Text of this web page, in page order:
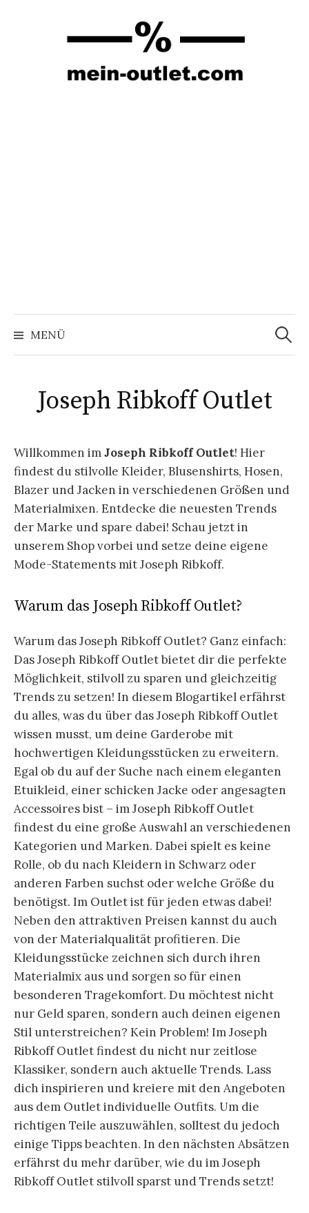
MENÜ
Suchen
nach:
Joseph Ribkoff Outlet
Willkommen imJoseph Ribkoff Outlet! Hier
findest du stilvolle Kleider, Blusenshirts, Hosen,
Blazer und Jacken in verschiedenen Größen und
Materialmixen. Entdecke die neuesten Trends
der Marke und spare dabei! Schau jetzt in
unserem Shop vorbei und setze deine eigene
Mode-Statements mit Joseph Ribkoff.
Warum das Joseph Ribkoff Outlet?
Warum das Joseph Ribkoff Outlet? Ganz einfach:
Das Joseph Ribkoff Outlet bietet dir die perfekte
Möglichkeit, stilvoll zu sparen und gleichzeitig
Trends zu setzen! In diesem Blogartikel erfährst
du alles, was du über das Joseph Ribkoff Outlet
wissen musst, um deine Garderobe mit
hochwertigen Kleidungsstücken zu erweitern.
Egal ob du auf der Suche nach einem eleganten
Etuikleid, einer schicken Jacke oder angesagten
Accessoires bist – im Joseph Ribkoff Outlet
findest du eine große Auswahl an verschiedenen
Kategorien und Marken. Dabei spielt es keine
Rolle, ob du nach Kleidern in Schwarz oder
anderen Farben suchst oder welche Größe du
benötigst. Im Outlet ist für jeden etwas dabei!
Neben den attraktiven Preisen kannst du auch
von der Materialqualität profitieren. Die
Kleidungsstücke zeichnen sich durch ihren
Materialmix aus und sorgen so für einen
besonderen Tragekomfort. Du möchtest nicht
nur Geld sparen, sondern auch deinen eigenen
Stil unterstreichen? Kein Problem! Im Joseph
Ribkoff Outlet findest du nicht nur zeitlose
Klassiker, sondern auch aktuelle Trends. Lass
dich inspirieren und kreiere mit den Angeboten
aus dem Outlet individuelle Outfits. Um die
richtigen Teile auszuwählen, solltest du jedoch
einige Tipps beachten. In den nächsten Absätzen
erfährst du mehr darüber, wie du im Joseph
Ribkoff Outlet stilvoll sparst und Trends setzt!